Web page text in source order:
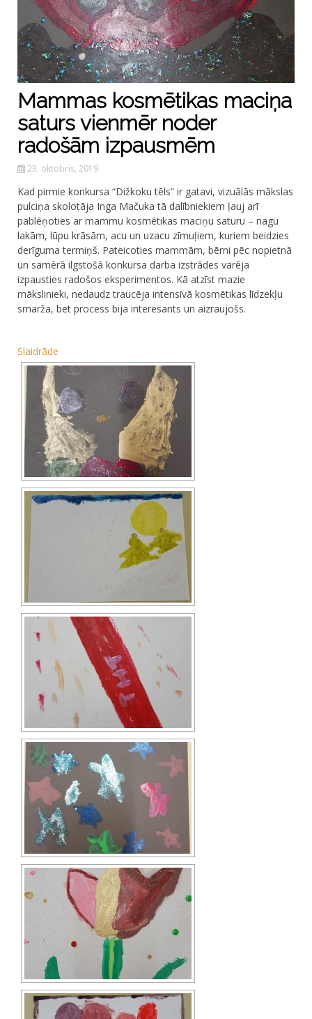
Mammas kosmētikas maciņa
saturs vienmēr noder
radošām izpausmēm
23. oktobris, 2019
Kad pirmie konkursa “Dižkoku tēls” ir gatavi, vizuālās mākslas
pulciņa skolotāja Inga Mačuka tā dalībniekiem ļauj arī
pablēņoties ar mammu kosmētikas maciņu saturu – nagu
lakām, lūpu krāsām, acu un uzacu zīmuļiem, kuriem beidzies
derīguma termiņš. Pateicoties mammām, bērni pēc nopietnā
un samērā ilgstošā konkursa darba izstrādes varēja
izpausties radošos eksperimentos. Kā atzīst mazie
mākslinieki, nedaudz traucēja intensīvā kosmētikas līdzekļu
smarža, bet process bija interesants un aizraujošs.
Slaidrāde